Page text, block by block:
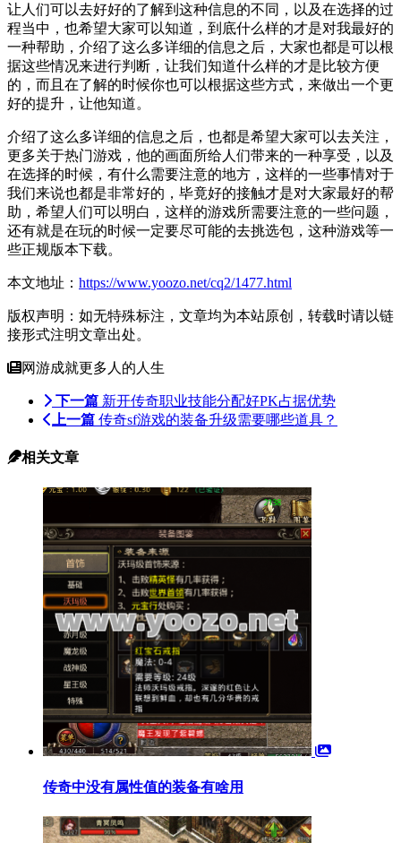
让人们可以去好好的了解到这种信息的不同，以及在选择的过
程当中，也希望大家可以知道，到底什么样的才是对我最好的
一种帮助，介绍了这么多详细的信息之后，大家也都是可以根
据这些情况来进行判断，让我们知道什么样的才是比较方便
的，而且在了解的时候你也可以根据这些方式，来做出一个更
好的提升，让他知道。
介绍了这么多详细的信息之后，也都是希望大家可以去关注，
更多关于热门游戏，他的画面所给人们带来的一种享受，以及
在选择的时候，有什么需要注意的地方，这样的一些事情对于
我们来说也都是非常好的，毕竟好的接触才是对大家最好的帮
助，希望人们可以明白，这样的游戏所需要注意的一些问题，
还有就是在玩的时候一定要尽可能的去挑选包，这种游戏等一
些正规版本下载。
本文地址： https://www.yoozo.net/cq2/1477.html
版权声明：如无特殊标注，文章均为本站原创，转载时请以链
接形式注明文章出处。
网游成就更多人的人生
下一篇 新开传奇职业技能分配好PK占据优势
上一篇 传奇sf游戏的装备升级需要哪些道具？
相关文章
传奇中没有属性值的装备有啥用